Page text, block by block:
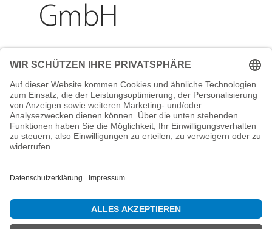
Adresse
Reichenberger Str. 1
84130 Dingolfing
Telefon
info@mountain-sports-
GmbH